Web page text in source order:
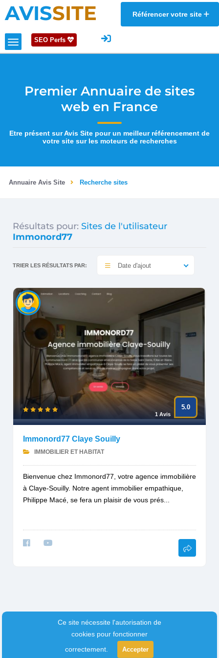
AVISSITE Référencer votre site
SEO Perfs
Premier Annuaire de sites
web en France
Etre présent sur Avis Site pour un meilleur référencement de
votre site sur les moteurs de recherches
Annuaire Avis Site Recherche sites
Résultats pour: Sites de l'utilisateur
Immonord77
TRIER LES RÉSULTATS PAR: Date d'ajout
1 Avis
5.0
Immonord77 Claye Souilly
IMMOBILIER ET HABITAT
Bienvenue chez Immonord77, votre agence immobilière
à Claye-Souilly. Notre agent immobilier empathique,
Philippe Macé, se fera un plaisir de vous prés...
Ce site nécessite l'autorisation de
cookies pour fonctionner
correctement.
Accepter